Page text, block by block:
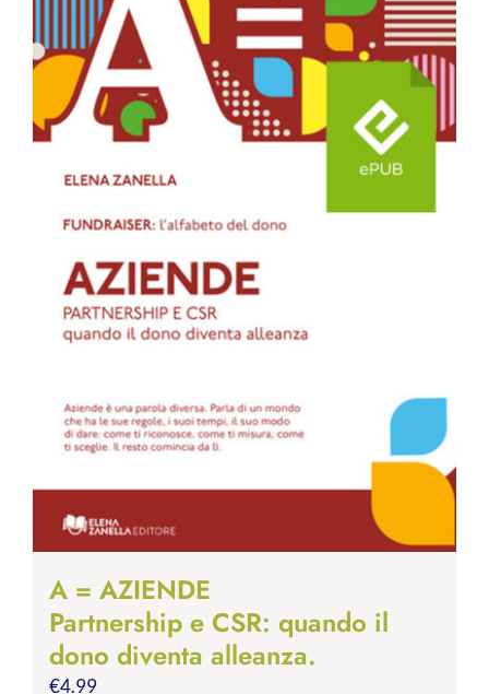
A = AZIENDE
Partnership e CSR: quando il
dono diventa alleanza.
€4.99